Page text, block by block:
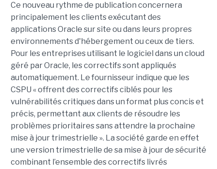
Ce nouveau rythme de publication concernera
principalement les clients exécutant des
applications Oracle sur site ou dans leurs propres
environnements d'hébergement ou ceux de tiers.
Pour les entreprises utilisant le logiciel dans un cloud
géré par Oracle, les correctifs sont appliqués
automatiquement. Le fournisseur indique que les
CSPU « offrent des correctifs ciblés pour les
vulnérabilités critiques dans un format plus concis et
précis, permettant aux clients de résoudre les
problèmes prioritaires sans attendre la prochaine
mise à jour trimestrielle ». La société garde en effet
une version trimestrielle de sa mise à jour de sécurité
combinant l’ensemble des correctifs livrés